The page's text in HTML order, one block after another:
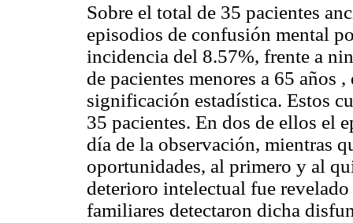
Sobre el total de 35 pacientes
episodios de confusión mental
incidencia del 8.57%, frente a
de pacientes menores a 65 años
significación estadística. Estos
35 pacientes. En dos de ellos el
día de la observación, mientras
oportunidades, al primero y al
deterioro intelectual fue
familiares detectaron dicha